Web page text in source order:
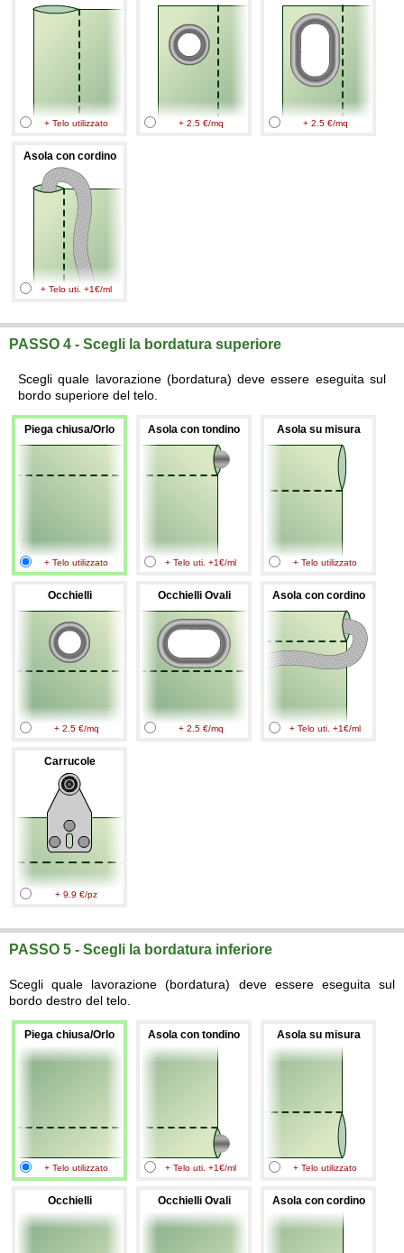
+ Telo utilizzato + 2.5 €/mq + 2.5 €/mq
Asola con cordino
+ Telo uti. +1€/ml
PASSO 4 - Scegli la bordatura superiore
Scegli quale lavorazione (bordatura) deve essere eseguita sul
bordo superiore del telo.
Piega chiusa/Orlo
+ Telo utilizzato
Asola con tondino
+ Telo uti. +1€/ml
Asola su misura
+ Telo utilizzato
Occhielli
+ 2.5 €/mq
Occhielli Ovali
+ 2.5 €/mq
Asola con cordino
+ Telo uti. +1€/ml
Carrucole
+ 9.9 €/pz
PASSO 5 - Scegli la bordatura inferiore
Scegli quale lavorazione (bordatura) deve essere eseguita sul
bordo destro del telo.
Piega chiusa/Orlo
+ Telo utilizzato
Asola con tondino
+ Telo uti. +1€/ml
Asola su misura
+ Telo utilizzato
Occhielli Occhielli Ovali Asola con cordino